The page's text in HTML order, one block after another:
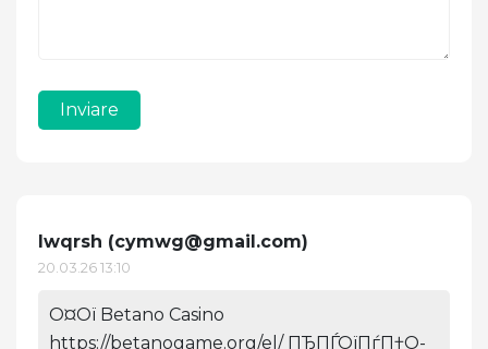
Inviare
Iwqrsh (cymwg@gmail.com)
20.03.26 13:10
О¤Ої Betano Casino
https://betanogame.org/el/ ПЂПЃОїПѓП†О­